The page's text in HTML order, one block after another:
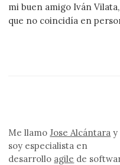
mi buen amigo Iván
que no coincidía en
Me llamoJose Alcántara y
soy especialista en
desarrollo agile de